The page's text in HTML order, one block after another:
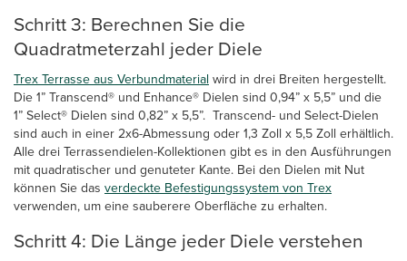
Schritt 3: Berechnen Sie die
Quadratmeterzahl jeder Diele
Trex Terrasse aus Verbundmaterial wird in drei Breiten hergestellt.
Die 1” Transcend® und Enhance® Dielen sind 0,94” x 5,5” und die
1” Select® Dielen sind 0,82” x 5,5”. Transcend- und Select-Dielen
sind auch in einer 2x6-Abmessung oder 1,3 Zoll x 5,5 Zoll erhältlich.
Alle drei Terrassendielen-Kollektionen gibt es in den Ausführungen
mit quadratischer und genuteter Kante. Bei den Dielen mit Nut
können Sie das verdeckte Befestigungssystem von Trex
verwenden, um eine sauberere Oberfläche zu erhalten.
Schritt 4: Die Länge jeder Diele verstehen